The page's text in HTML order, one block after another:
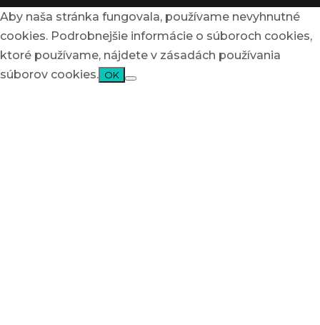
Aby naša stránka fungovala, používame nevyhnutné
cookies. Podrobnejšie informácie o súboroch cookies,
ktoré používame, nájdete v zásadách používania
súborov cookies. OK